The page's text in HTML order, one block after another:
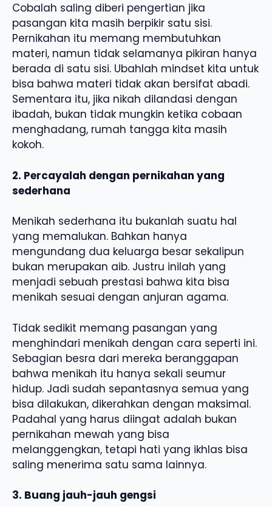
Cobalah saling diberi pengertian jika
pasangan kita masih berpikir satu sisi.
Pernikahan itu memang membutuhkan
materi, namun tidak selamanya pikiran hanya
berada di satu sisi. Ubahlah mindset kita untuk
bisa bahwa materi tidak akan bersifat abadi.
Sementara itu, jika nikah dilandasi dengan
ibadah, bukan tidak mungkin ketika cobaan
menghadang, rumah tangga kita masih
kokoh.
2. Percayalah dengan pernikahan yang
sederhana
Menikah sederhana itu bukanlah suatu hal
yang memalukan. Bahkan hanya
mengundang dua keluarga besar sekalipun
bukan merupakan aib. Justru inilah yang
menjadi sebuah prestasi bahwa kita bisa
menikah sesuai dengan anjuran agama.
Tidak sedikit memang pasangan yang
menghindari menikah dengan cara seperti ini.
Sebagian besra dari mereka beranggapan
bahwa menikah itu hanya sekali seumur
hidup. Jadi sudah sepantasnya semua yang
bisa dilakukan, dikerahkan dengan maksimal.
Padahal yang harus diingat adalah bukan
pernikahan mewah yang bisa
melanggengkan, tetapi hati yang ikhlas bisa
saling menerima satu sama lainnya.
3. Buang jauh-jauh gengsi